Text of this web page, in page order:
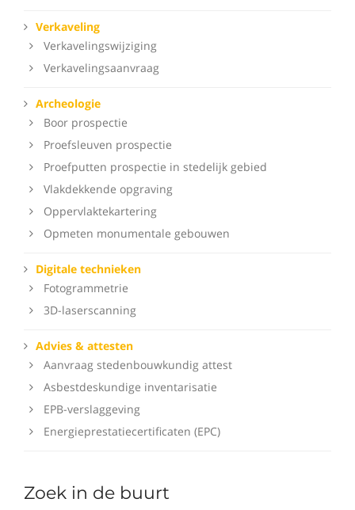
Verkaveling
Verkavelingswijziging
Verkavelingsaanvraag
Archeologie
Boor prospectie
Proefsleuven prospectie
Proefputten prospectie in stedelijk gebied
Vlakdekkende opgraving
Oppervlaktekartering
Opmeten monumentale gebouwen
Digitale technieken
Fotogrammetrie
3D-laserscanning
Advies & attesten
Aanvraag stedenbouwkundig attest
Asbestdeskundige inventarisatie
EPB-verslaggeving
Energieprestatiecertificaten (EPC)
Zoek in de buurt